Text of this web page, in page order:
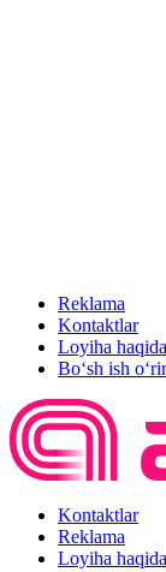
Reklama
Kontaktlar
Loyiha haqida
Bo‘sh ish
Kontaktlar
Reklama
Loyiha haqida